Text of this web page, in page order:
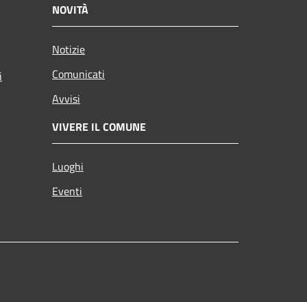
NOVITÀ
Notizie
Comunicati
Avvisi
VIVERE IL COMUNE
Luoghi
Eventi